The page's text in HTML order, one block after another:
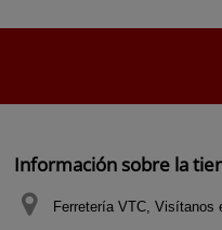
Información sobre la
Ferretería VTC, Visítanos